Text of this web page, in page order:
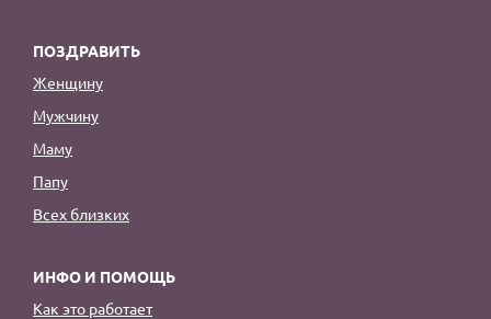
ПОЗДРАВИТЬ
Женщину
Мужчину
Маму
Папу
Всех близких
ИНФО И ПОМОЩЬ
Как это работает